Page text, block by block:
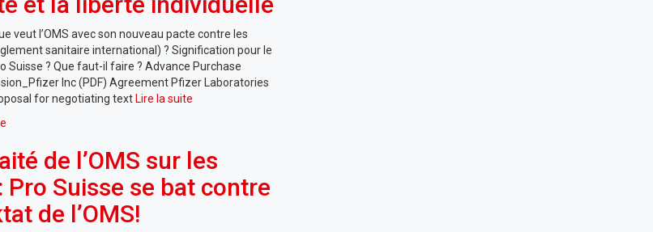
veut l’OMS avec son nouveau pacte contre les
sanitaire international) ? Signification pour le
Suisse ? Que faut-il faire ? Advance Purchase
Inc (PDF) Agreement Pfizer Laboratories
for negotiating text Lire la suite
de l’OMS sur les
Pro Suisse se bat contre
de l’OMS!